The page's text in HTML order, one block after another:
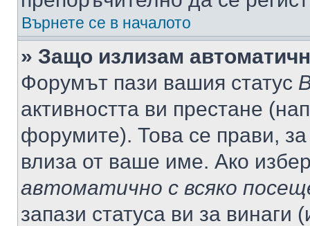
Върнете се в началото
» Защо излизам
Форумът пази вашия статус
активността ви престане
форумите). Това се прави,
влиза от ваше име. Ако
автоматично с всяко
запази статуса ви за винаги